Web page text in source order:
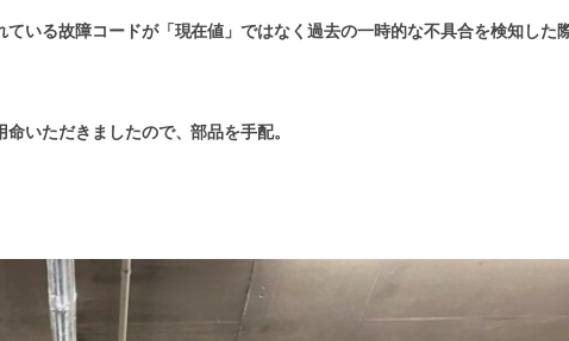
いる故障コードが「現在値」ではなく過去の一時的な不具合を検知した
いただきましたので、部品を手配。